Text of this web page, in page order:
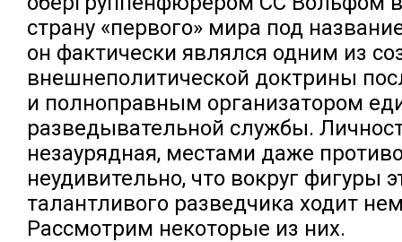
страну «первого» мира под
он фактически являлся одним из
внешнеполитической доктрины
и полноправным организатором
разведывательной службы.
незаурядная, местами даже
неудивительно, что вокруг фигуры
талантливого разведчика ходит
Рассмотрим некоторые из них.